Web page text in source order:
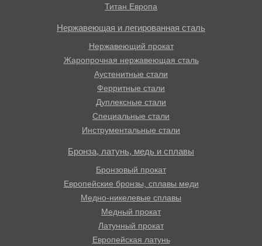
Титан Европа
Нержавеющая и легированная сталь
Нержавеющий прокат
Жаропрочная нержавеющая сталь
Аустенитные стали
Ферритные стали
Дуплексные стали
Специальные стали
Инструментальные стали
Бронза, латунь, медь и сплавы
Бронзовый прокат
Европейские бронзы, сплавы меди
Медно-никелевые сплавы
Медный прокат
Латунный прокат
Европейская латунь